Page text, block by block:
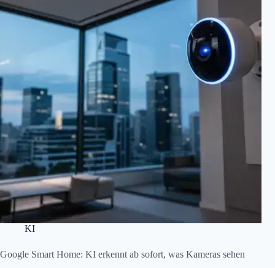
KI
Google Smart Home: KI erkennt ab sofort, was Kameras sehen